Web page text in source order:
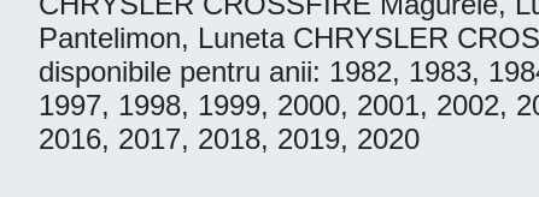
Pantelimon, Luneta CHRYSLER
disponibile pentru anii: 1982, 1983,
1997, 1998, 1999, 2000, 2001, 2002,
2016, 2017, 2018, 2019, 2020